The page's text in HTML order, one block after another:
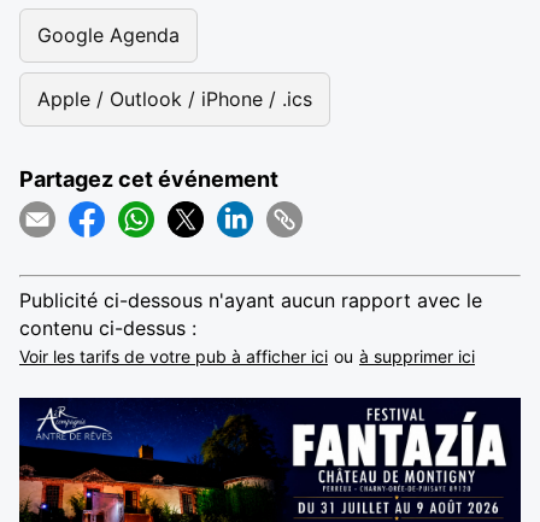
Google Agenda
Apple / Outlook / iPhone / .ics
Partagez cet événement
Publicité ci-dessous n'ayant aucun rapport avec le
contenu ci-dessus :
Voir les tarifs de votre pub à afficher ici ou à supprimer ici